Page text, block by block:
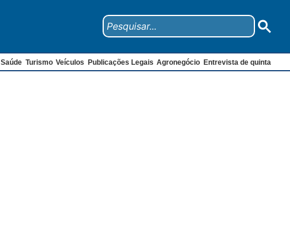
Saúde Turismo Veículos Publicações Legais Agronegócio Entrevista de quinta